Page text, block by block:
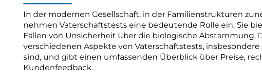
In der modernen Gesellschaft, in der Familienstrukturen
nehmen Vaterschaftstests eine bedeutende Rolle ein. Sie
Fällen von Unsicherheit über die biologische Abstammung.
verschiedenen Aspekte von Vaterschaftstests,
sind, und gibt einen umfassenden Überblick über Preise,
Kundenfeedback.